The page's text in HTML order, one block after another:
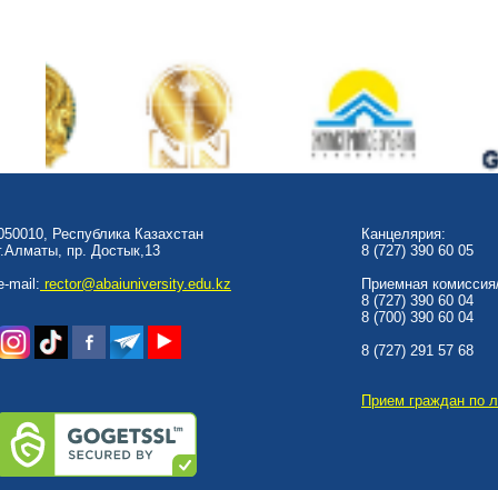
Республика Казахстан
пр. Достык,13
mail: rector@abaiuniversity.edu.kz
Канцелярия:
8 (727) 390 60 05
Приемная
8 (727) 390 60 04
8 (700) 390 60 04
8 (727) 291 57 68
Прием граждан по